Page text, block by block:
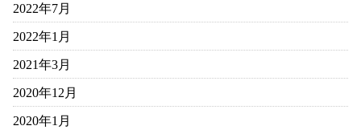
2022年7月
2022年1月
2021年3月
2020年12月
2020年1月